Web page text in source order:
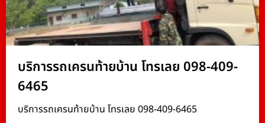
บริการรถเครนท้ายบ้าน โทรเลย 098-409-
6465
บริการรถเครนท้ายบ้าน โทรเลย 098-409-6465